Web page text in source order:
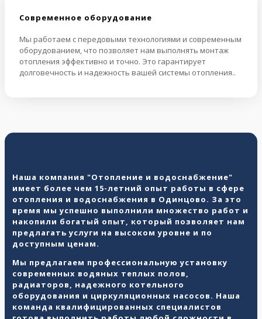
Cовременное оборудование
Мы работаем с передовыми технологиями и современным
оборудованием, что позволяет нам выполнять монтаж
отопления эффективно и точно. Это гарантирует
долговечность и надежность вашей системы отопления..
Наша компания "Отопление и водоснабжение"
имеет более чем 15-летний опыт работы в сфере
отопления и водоснабжения в Одинцово. За это
время мы успешно выполнили множество работ и
накопили богатый опыт, который позволяет нам
предлагать услуги на высоком уровне и по
доступным ценам.
Мы предлагаем профессиональную установку
современных водяных теплых полов,
радиаторов, надежного котельного
оборудования и циркуляционных насосов. Наша
команда квалифицированных специалистов